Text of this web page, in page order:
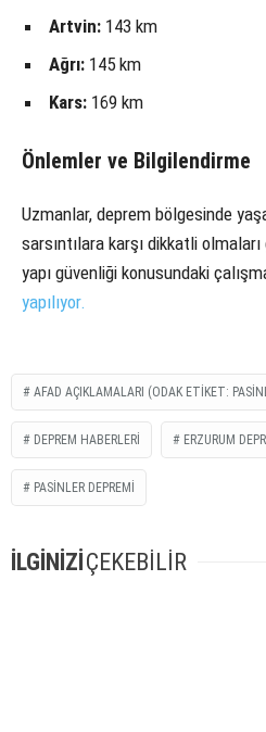
Artvin: 143 km
Ağrı: 145 km
Kars: 169 km
Önlemler ve Bilgilendirme
Uzmanlar, deprem bölgesinde
sarsıntılara karşı dikkatli
yapı güvenliği konusundaki
yapılıyor.
AFAD AÇIKLAMALARI (ODAK ETIKET:
DEPREM HABERLERI ERZURUM
PASINLER DEPREMI
İLGİNİZİÇEKEBİLİR